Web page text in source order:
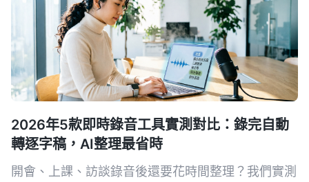
2026年5款即時錄音工具實測對比：錄完自動
轉逐字稿，AI整理最省時
開會、上課、訪談錄音後還要花時間整理？我們實測